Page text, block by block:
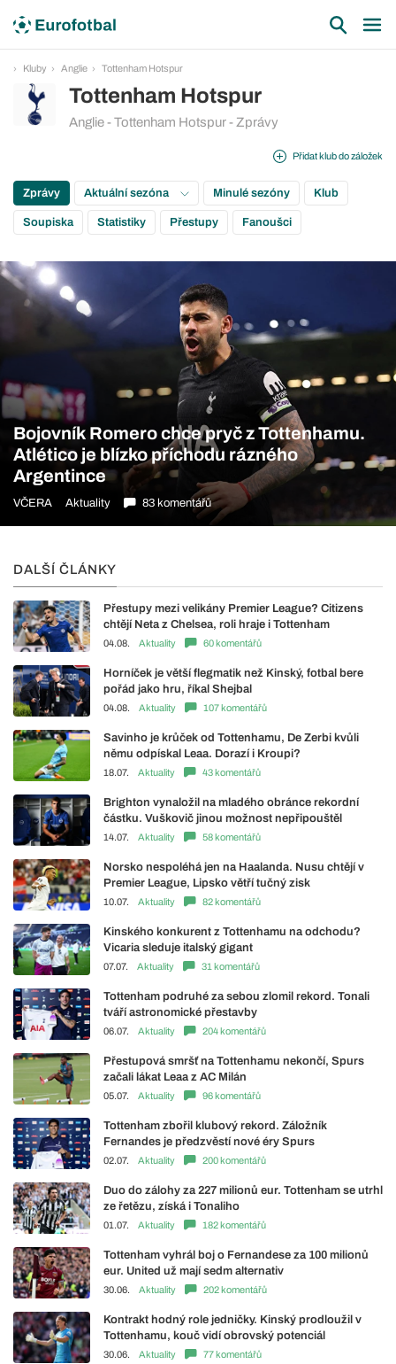
Kluby Anglie Tottenham Hotspur
Tottenham Hotspur
Anglie - Tottenham Hotspur - Zprávy
Přidat klub do záložek
Zprávy Aktuální sezóna Minulé sezóny Klub
Soupiska Statistiky Přestupy Fanoušci
Bojovník Romero chce pryč z Tottenhamu.
Atlético je blízko příchodu rázného
Argentince
VČERA Aktuality 83 komentářů
DALŠÍ ČLÁNKY
Přestupy mezi velikány Premier League? Citizens
chtějí Neta z Chelsea, roli hraje i Tottenham
04.08. Aktuality 60 komentářů
Horníček je větší flegmatik než Kinský, fotbal bere
pořád jako hru, říkal Shejbal
04.08. Aktuality 107 komentářů
Savinho je krůček od Tottenhamu, De Zerbi kvůli
němu odpískal Leaa. Dorazí i Kroupi?
18.07. Aktuality 43 komentářů
Brighton vynaložil na mladého obránce rekordní
částku. Vuškovič jinou možnost nepřipouštěl
14.07. Aktuality 58 komentářů
Norsko nespoléhá jen na Haalanda. Nusu chtějí v
Premier League, Lipsko větří tučný zisk
10.07. Aktuality 82 komentářů
Kinského konkurent z Tottenhamu na odchodu?
Vicaria sleduje italský gigant
07.07. Aktuality 31 komentářů
Tottenham podruhé za sebou zlomil rekord. Tonali
tváří astronomické přestavby
06.07. Aktuality 204 komentářů
Přestupová smršť na Tottenhamu nekončí, Spurs
začali lákat Leaa z AC Milán
05.07. Aktuality 96 komentářů
Tottenham zbořil klubový rekord. Záložník
Fernandes je předzvěstí nové éry Spurs
02.07. Aktuality 200 komentářů
Duo do zálohy za 227 milionů eur. Tottenham se utrhl
ze řetězu, získá i Tonaliho
01.07. Aktuality 182 komentářů
Tottenham vyhrál boj o Fernandese za 100 milionů
eur. United už mají sedm alternativ
30.06. Aktuality 202 komentářů
Kontrakt hodný role jedničky. Kinský prodloužil v
Tottenhamu, kouč vidí obrovský potenciál
30.06. Aktuality 77 komentářů